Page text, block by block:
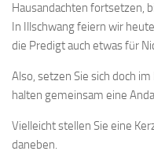
Hausandachten fortsetzen,
In Illschwang feiern wir
die Predigt auch etwas für
Also, setzen Sie sich doch
halten gemeinsam eine
Vielleicht stellen Sie eine
daneben.